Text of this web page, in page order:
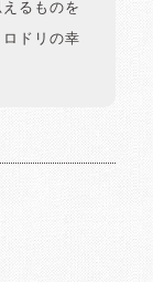
るものを
ドリの幸